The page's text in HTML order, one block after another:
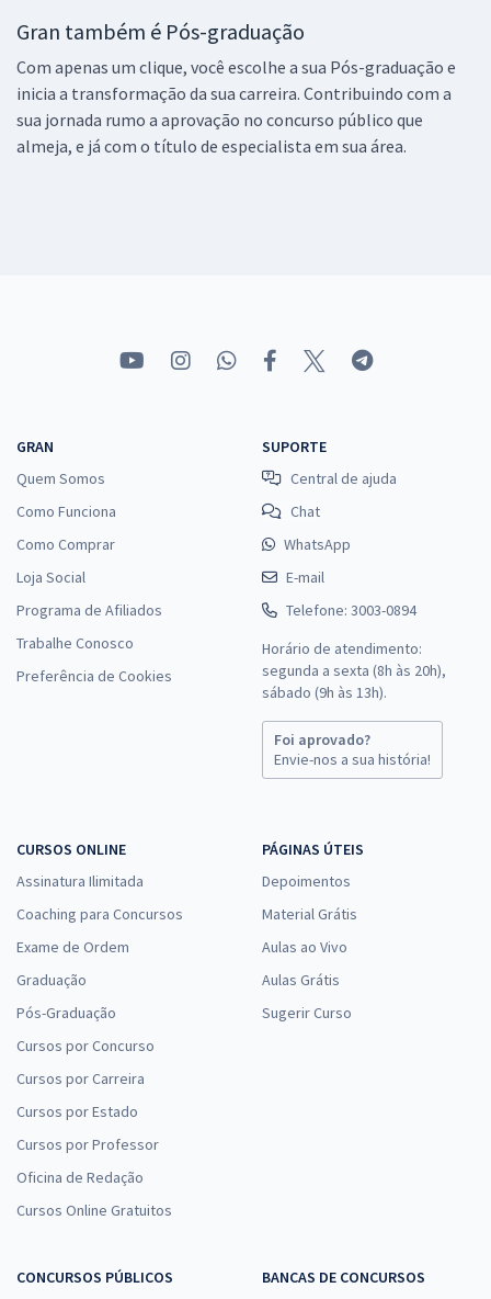
Gran também é Pós-graduação
Com apenas um clique, você escolhe a sua Pós-graduação e
inicia a transformação da sua carreira. Contribuindo com a
sua jornada rumo a aprovação no concurso público que
almeja, e já com o título de especialista em sua área.
GRAN
Quem Somos
Como Funciona
Como Comprar
Loja Social
Programa de Afiliados
Trabalhe Conosco
Preferência de Cookies
SUPORTE
Central de ajuda
Chat
WhatsApp
E-mail
Telefone: 3003-0894
Horário de atendimento:
segunda a sexta (8h às 20h),
sábado (9h às 13h).
Foi aprovado?
Envie-nos a sua história!
CURSOS ONLINE
Assinatura Ilimitada
Coaching para Concursos
Exame de Ordem
Graduação
Pós-Graduação
Cursos por Concurso
Cursos por Carreira
Cursos por Estado
Cursos por Professor
Oficina de Redação
Cursos Online Gratuitos
PÁGINAS ÚTEIS
Depoimentos
Material Grátis
Aulas ao Vivo
Aulas Grátis
Sugerir Curso
CONCURSOS PÚBLICOS
BANCAS DE CONCURSOS